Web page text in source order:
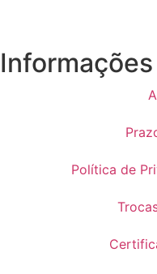
Informações
Política de